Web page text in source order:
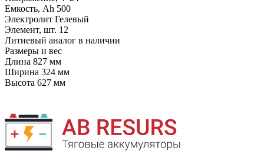
Емкость, Ah 500
Электролит Гелевый
Элемент, шт. 12
Литиевый аналог в наличии
Размеры и вес
Длина 827 мм
Ширина 324 мм
Высота 627 мм